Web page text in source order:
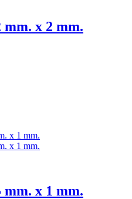
mm. x 2 mm.
mm. x 1 mm.